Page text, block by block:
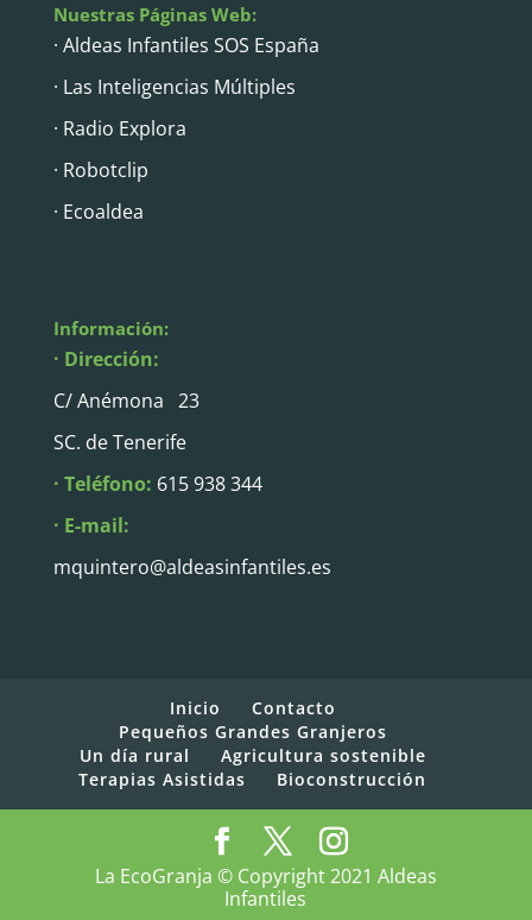
Nuestras Páginas Web:
· Aldeas Infantiles SOS España
· Las Inteligencias Múltiples
· Radio Explora
· Robotclip
· Ecoaldea
Información:
· Dirección:
C/ Anémona 23
SC. de Tenerife
· Teléfono: 615 938 344
· E-mail:
mquintero@aldeasinfantiles.es
Inicio
Contacto
Pequeños Grandes Granjeros
Un día rural
Agricultura sostenible
Terapias Asistidas
Bioconstrucción
La EcoGranja © Copyright 2021 Aldeas
Infantiles